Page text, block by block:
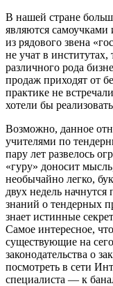
В нашей стране
являются
из рядового звена
не учат в
различного рода
продаж приходят от
практике не
хотели бы
Возможно, данное
учителями по
пару лет развелось
«гуру» доносит
необычайно легко,
двух недель
знаний о тендерных
знает истинные
Самое интересное,
существующие на
законодатель­ства о
посмотреть в сети
специалиста — к